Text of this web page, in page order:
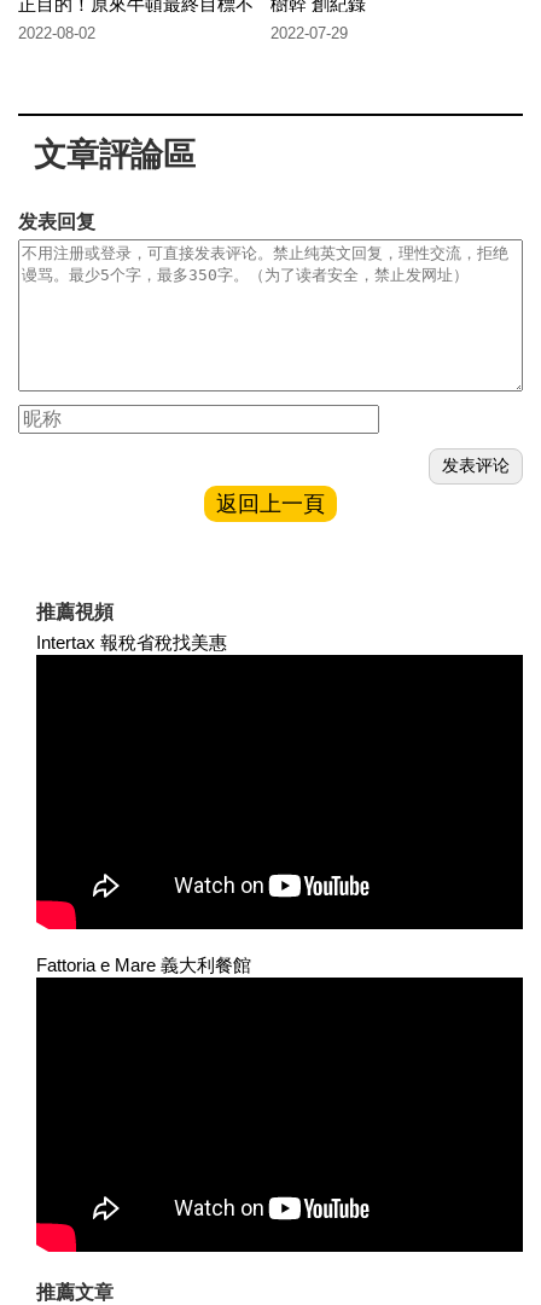
是為了煉金子？！
2022-08-02 2022-07-29
文章評論區
发表回复
返回上一頁
推薦視頻
Intertax 報稅省稅找美惠
Fattoria e Mare 義大利餐館
推薦文章